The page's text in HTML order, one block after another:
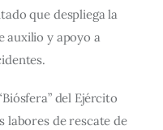
que despliega la
auxilio y apoyo a
del Ejército
labores de rescate de